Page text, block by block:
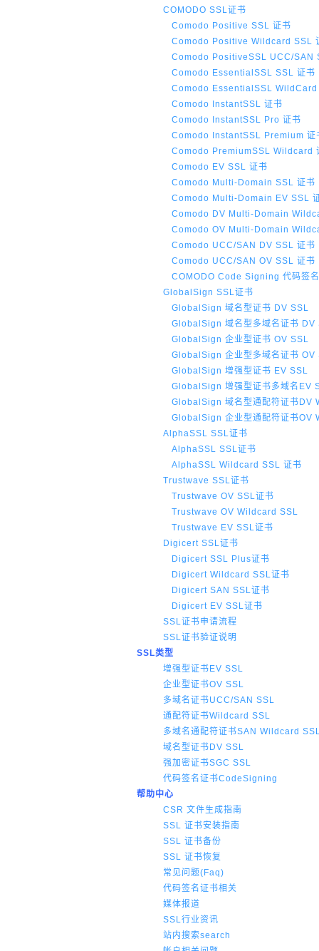
COMODO SSL证书
Comodo Positive SSL 证书
Comodo Positive Wildcard SSL
Comodo PositiveSSL UCC/SAN
Comodo EssentialSSL SSL 证书
Comodo EssentialSSL WildCard
Comodo InstantSSL 证书
Comodo InstantSSL Pro 证书
Comodo InstantSSL Premium 证
Comodo PremiumSSL Wildcard
Comodo EV SSL 证书
Comodo Multi-Domain SSL 证书
Comodo Multi-Domain EV SSL
Comodo DV Multi-Domain
Comodo OV Multi-Domain
Comodo UCC/SAN DV SSL 证书
Comodo UCC/SAN OV SSL 证书
COMODO Code Signing 代码签
GlobalSign SSL证书
GlobalSign 域名型证书 DV SSL
GlobalSign 域名型多域名证书 DV
GlobalSign 企业型证书 OV SSL
GlobalSign 企业型多域名证书 OV
GlobalSign 增强型证书 EV SSL
GlobalSign 增强型证书多域名EV
GlobalSign 域名型通配符证书DV
GlobalSign 企业型通配符证书OV
AlphaSSL SSL证书
AlphaSSL SSL证书
AlphaSSL Wildcard SSL 证书
Trustwave SSL证书
Trustwave OV SSL证书
Trustwave OV Wildcard SSL
Trustwave EV SSL证书
Digicert SSL证书
Digicert SSL Plus证书
Digicert Wildcard SSL证书
Digicert SAN SSL证书
Digicert EV SSL证书
SSL证书申请流程
SSL证书验证说明
SSL类型
增强型证书EV SSL
企业型证书OV SSL
多域名证书UCC/SAN SSL
通配符证书Wildcard SSL
多域名通配符证书SAN Wildcard
域名型证书DV SSL
强加密证书SGC SSL
代码签名证书CodeSigning
帮助中心
CSR 文件生成指南
SSL 证书安装指南
SSL 证书备份
SSL 证书恢复
常见问题(Faq)
代码签名证书相关
媒体报道
SSL行业资讯
站内搜索search